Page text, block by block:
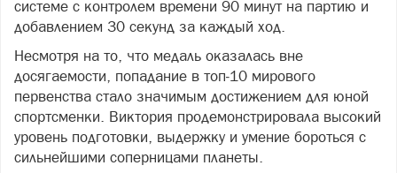
системе с контролем времени 90 минут на партию и
добавлением 30 секунд за каждый ход.
Несмотря на то, что медаль оказалась вне
досягаемости, попадание в топ‑10 мирового
первенства стало значимым достижением для юной
спортсменки. Виктория продемонстрировала высокий
уровень подготовки, выдержку и умение бороться с
сильнейшими соперницами планеты.